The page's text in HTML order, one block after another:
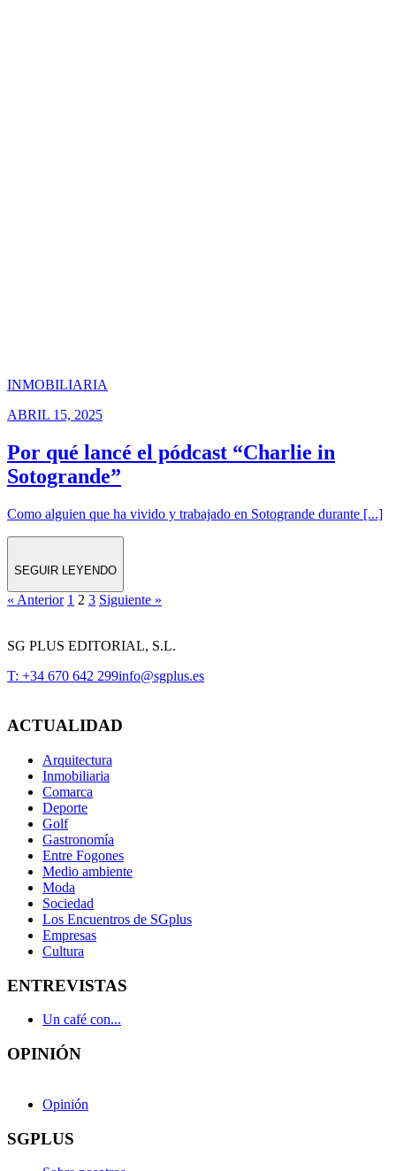
INMOBILIARIA
ABRIL 15, 2025
Por qué lancé el pódcast “Charlie in
Sotogrande”
Como alguien que ha vivido y trabajado en Sotogrande durante [...]
SEGUIR LEYENDO
« Anterior 1 2 3 Siguiente »
SG PLUS EDITORIAL, S.L.
T: +34 670 642 299info@sgplus.es
ACTUALIDAD
Arquitectura
Inmobiliaria
Comarca
Deporte
Golf
Gastronomía
Entre Fogones
Medio ambiente
Moda
Sociedad
Los Encuentros de SGplus
Empresas
Cultura
ENTREVISTAS
Un café con...
OPINIÓN
Opinión
SGPLUS